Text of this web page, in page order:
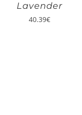
Lavender
40.39€